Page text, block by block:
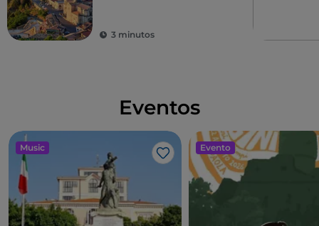
3 minutos
Eventos
Music
Me gusta
Evento